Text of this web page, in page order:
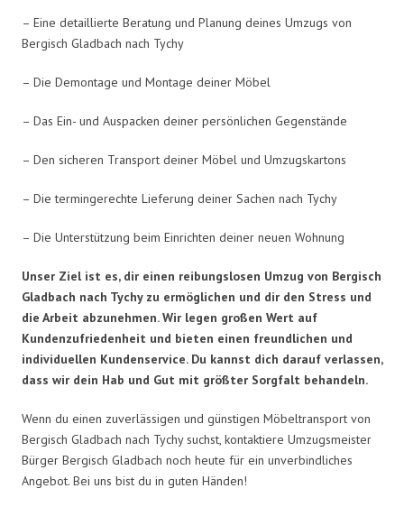
– Eine detaillierte Beratung und Planung deines Umzugs von
Bergisch Gladbach nach Tychy
– Die Demontage und Montage deiner Möbel
– Das Ein- und Auspacken deiner persönlichen Gegenstände
– Den sicheren Transport deiner Möbel und Umzugskartons
– Die termingerechte Lieferung deiner Sachen nach Tychy
– Die Unterstützung beim Einrichten deiner neuen Wohnung
Unser Ziel ist es, dir einen reibungslosen Umzug von Bergisch
Gladbach nach Tychy zu ermöglichen und dir den Stress und
die Arbeit abzunehmen. Wir legen großen Wert auf
Kundenzufriedenheit und bieten einen freundlichen und
individuellen Kundenservice. Du kannst dich darauf verlassen,
dass wir dein Hab und Gut mit größter Sorgfalt behandeln.
Wenn du einen zuverlässigen und günstigen Möbeltransport von
Bergisch Gladbach nach Tychy suchst, kontaktiere Umzugsmeister
Bürger Bergisch Gladbach noch heute für ein unverbindliches
Angebot. Bei uns bist du in guten Händen!